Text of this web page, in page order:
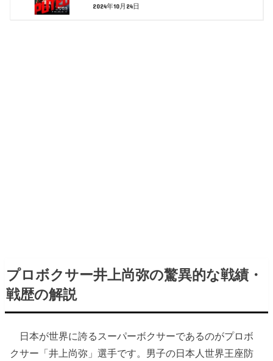
2024年10月24日
プロボクサー井上尚弥の驚異的な戦績・
戦歴の解説
日本が世界に誇るスーパーボクサーであるのがプロボ
クサー「井上尚弥」選手です。男子の日本人世界王座防